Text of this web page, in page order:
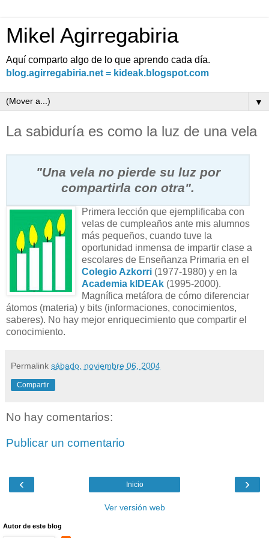
Mikel Agirregabiria
Aquí comparto algo de lo que aprendo cada día.
blog.agirregabiria.net = kideak.blogspot.com
▼
La sabiduría es como la luz de una vela
"Una vela no pierde su luz por
compartirla con otra".
Primera lección que ejemplificaba con
velas de cumpleaños ante mis alumnos
más pequeños, cuando tuve la
oportunidad inmensa de impartir clase a
escolares de Enseñanza Primaria en el
Colegio Azkorri (1977-1980) y en la
Academia kIDEAk (1995-2000).
Magnífica metáfora de cómo diferenciar
átomos (materia) y bits (informaciones, conocimientos,
saberes). No hay mejor enriquecimiento que compartir el
conocimiento.
Permalink sábado, noviembre 06, 2004
Compartir
No hay comentarios:
Publicar un comentario
‹ ›
Inicio
Ver versión web
Autor de este blog